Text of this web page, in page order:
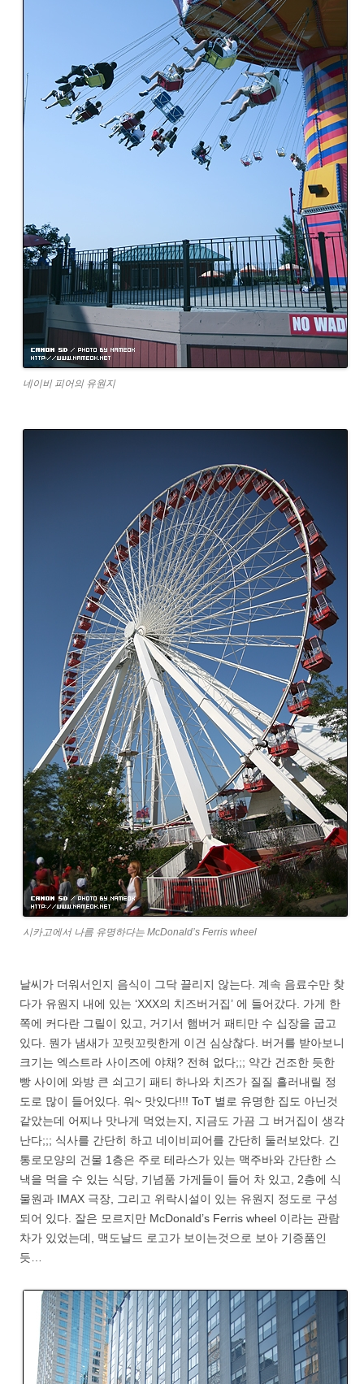
네이비 피어의 유원지
시카고에서 나름 유명하다는 McDonald’s Ferris wheel
날씨가 더워서인지 음식이 그닥 끌리지 않는다. 계속 음료수만 찾
다가 유원지 내에 있는 ‘XXX의 치즈버거집’ 에 들어갔다. 가게 한
쪽에 커다란 그릴이 있고, 거기서 햄버거 패티만 수 십장을 굽고
있다. 뭔가 냄새가 꼬릿꼬릿한게 이건 심상찮다. 버거를 받아보니
크기는 엑스트라 사이즈에 야채? 전혀 없다;;; 약간 건조한 듯한
빵 사이에 와방 큰 쇠고기 패티 하나와 치즈가 질질 흘러내릴 정
도로 많이 들어있다. 워~ 맛있다!!! ToT 별로 유명한 집도 아닌것
같았는데 어찌나 맛나게 먹었는지, 지금도 가끔 그 버거집이 생각
난다;;; 식사를 간단히 하고 네이비피어를 간단히 둘러보았다. 긴
통로모양의 건물 1층은 주로 테라스가 있는 맥주바와 간단한 스
낵을 먹을 수 있는 식당, 기념품 가게들이 들어 차 있고, 2층에 식
물원과 IMAX 극장, 그리고 위락시설이 있는 유원지 정도로 구성
되어 있다. 잘은 모르지만 McDonald’s Ferris wheel 이라는 관람
차가 있었는데, 맥도날드 로고가 보이는것으로 보아 기증품인
듯…